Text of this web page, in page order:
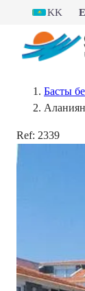
KK
Басты
Ref: 2339